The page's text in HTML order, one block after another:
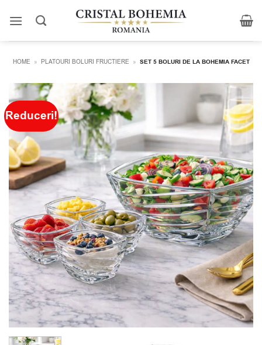
HOME » PLATOURI BOLURI FRUCTIERE » SET 5 BOLURI DE LA BOHEMIA FACET
Reduceri!